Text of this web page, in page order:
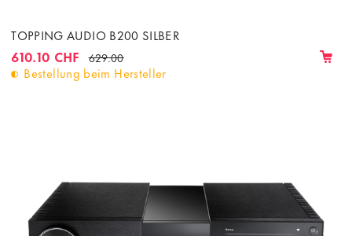
TOPPING AUDIO B200 SILBER
610.10 CHF 629.00
Bestellung beim Hersteller